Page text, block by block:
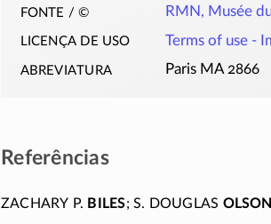
fonte / © RMN, Musée
licença de uso Terms of use -
abreviatura Paris MA 2866
Referências
Zachary P. Biles; S. Douglas Olson